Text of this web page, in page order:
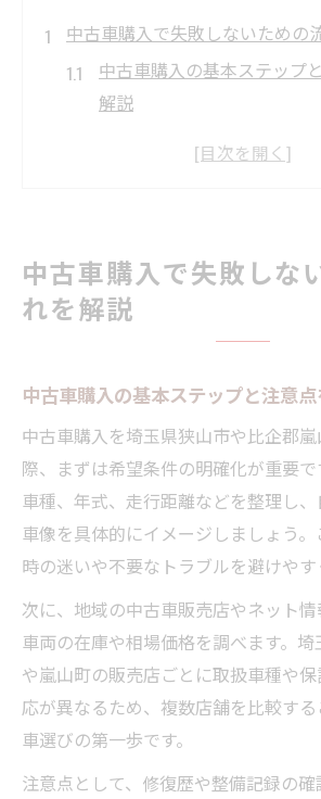
中古車購入で失敗しないための
中古車購入の基本ステップ
解説
狭山市や嵐山町で納得の中古車
中古車選びで重視すべき地
術
中古車選びに役立つ狭山市
介
中古車選びで注目したい地
体制
中古車購入時に狭山市で外
ント
最短納車を目指す中古車手続き
中古車購入後スムーズな納
中古車手続きの時短術と必
法
中古車購入時に納車まで短
中古車購入で失敗しな
れを解説
中古車購入の基本ステップと注意
中古車購入を埼玉県狭山市や比企郡
際、まずは希望条件の明確化が重要で
車種、年式、走行距離などを整理し
車像を具体的にイメージしましょう。
時の迷いや不要なトラブルを避けやす
次に、地域の中古車販売店やネット
車両の在庫や相場価格を調べます。
や嵐山町の販売店ごとに取扱車種や
応が異なるため、複数店舗を比較す
車選びの第一歩です。
注意点として、修復歴や整備記録の